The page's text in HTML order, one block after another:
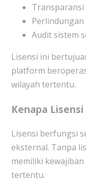
Audit sistem
Lisensi ini
platform
wilayah tertentu.
Kenapa
Lisensi berfungsi
eksternal. Tanpa
memiliki
tertentu.